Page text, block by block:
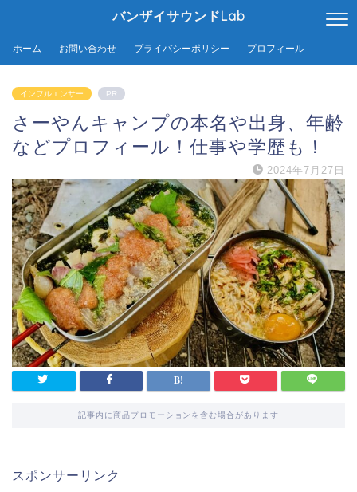
バンザイサウンドLab
ホーム お問い合わせ プライバシーポリシー プロフィール
インフルエンサー PR
さーやんキャンプの本名や出身、年齢
などプロフィール！仕事や学歴も！
2024年7月27日
記事内に商品プロモーションを含む場合があります
スポンサーリンク